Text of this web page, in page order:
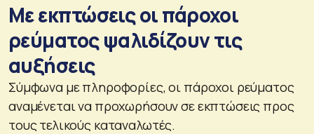
Με εκπτώσεις οι πάροχοι
ρεύματος ψαλιδίζουν τις
αυξήσεις
Σύμφωνα με πληροφορίες, οι πάροχοι ρεύματος
αναμένεται να προχωρήσουν σε εκπτώσεις προς
τους τελικούς καταναλωτές.